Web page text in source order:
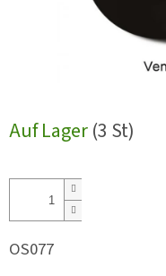
Auf Lager(3 St)
OS077